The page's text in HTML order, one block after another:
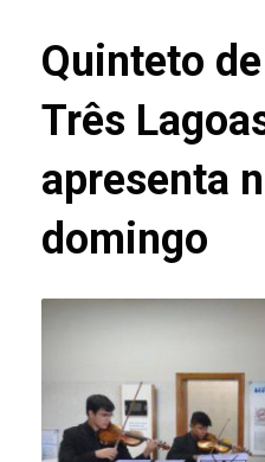
Quinteto
Três
apresenta
domingo